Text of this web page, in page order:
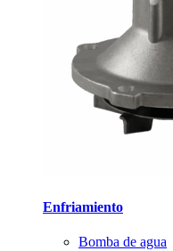
Enfriamiento
Bomba de agua